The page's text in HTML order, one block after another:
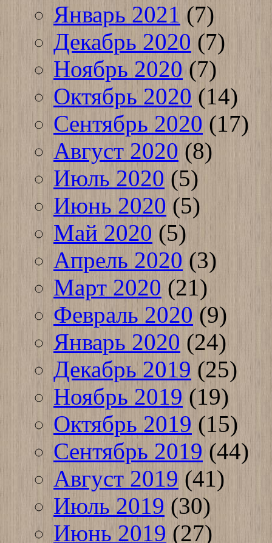
Январь 2021(7)
Декабрь 2020 (7)
Ноябрь 2020(7)
Октябрь 2020 (14)
Сентябрь 2020 (17)
Август 2020 (8)
Июль 2020(5)
Июнь 2020 (5)
Май 2020 (5)
Апрель 2020 (3)
Март 2020 (21)
Февраль 2020 (9)
Январь 2020 (24)
Декабрь 2019 (25)
Ноябрь 2019 (19)
Октябрь 2019 (15)
Сентябрь 2019 (44)
Август 2019 (41)
Июль 2019 (30)
Июнь 2019 (27)